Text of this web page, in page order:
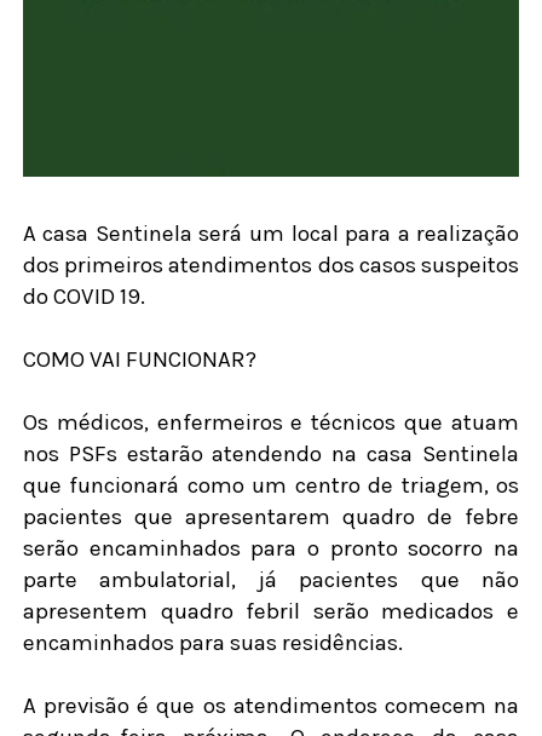
A casa Sentinela será um local para a realização
dos primeiros atendimentos dos casos suspeitos
do COVID 19.
COMO VAI FUNCIONAR?
Os médicos, enfermeiros e técnicos que atuam
nos PSFs estarão atendendo na casa Sentinela
que funcionará como um centro de triagem, os
pacientes que apresentarem quadro de febre
serão encaminhados para o pronto socorro na
parte ambulatorial, já pacientes que não
apresentem quadro febril serão medicados e
encaminhados para suas residências.
A previsão é que os atendimentos comecem na